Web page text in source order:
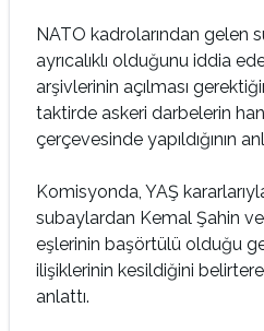
NATO kadrolarından gelen
ayrıcalıklı olduğunu iddia
arşivlerinin açılması
taktirde askeri darbelerin
çerçevesinde yapıldığının
Komisyonda, YAŞ
subaylardan Kemal Şahin
eşlerinin başörtülü olduğu
ilişiklerinin kesildiğini
anlattı.